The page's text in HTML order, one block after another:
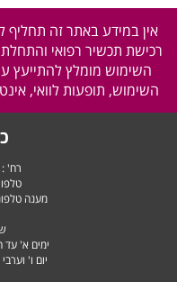
אין במידע באתר זה תחליף
רכישת תכשיר רפואי והתחלת
השימוש מומלץ להתייעץ
השימוש, תופעות לוואי,
רח' :
מענה טלפוני בין
ימים א' עד ה' - מ-
יום ו' וערבי חג -